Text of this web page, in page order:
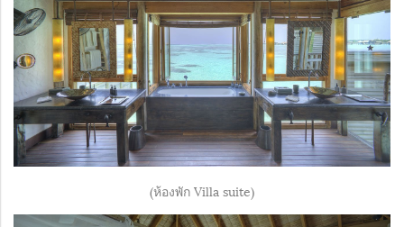
(ห้องพัก Villa suite)